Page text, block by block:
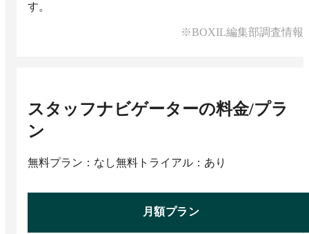
す。
※BOXIL編集部調査情報
スタッフナビゲーターの料金/プラ
ン
無料プラン：なし無料トライアル：あり
月額プラン